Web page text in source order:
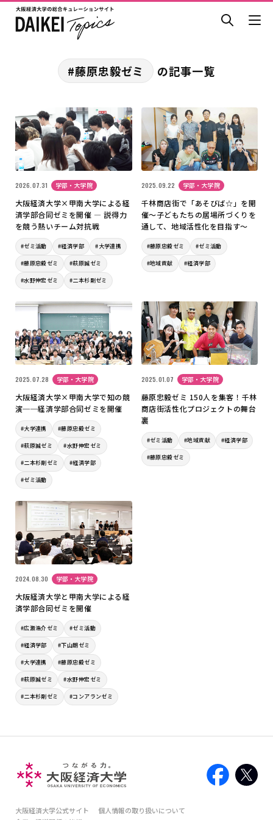
#藤原忠毅ゼミ の記事一覧
2026.07.31 学部・大学院
大阪経済大学×甲南大学による経
済学部合同ゼミを開催 ― 説得力
を競う熱いチーム対抗戦
#ゼミ活動 #経済学部 #大学連携
#藤原忠毅ゼミ #萩原誠ゼミ
#水野伸宏ゼミ #二本杉剛ゼミ
2025.09.22 学部・大学院
千林商店街で「あそびば☆」を開
催～子どもたちの居場所づくりを
通して、地域活性化を目指す～
#藤原忠毅ゼミ #ゼミ活動
#地域貢献 #経済学部
2025.07.28 学部・大学院
大阪経済大学×甲南大学で知の競
演──経済学部合同ゼミを開催
#大学連携 #藤原忠毅ゼミ
#萩原誠ゼミ #水野伸宏ゼミ
#二本杉剛ゼミ #経済学部
#ゼミ活動
2025.01.07 学部・大学院
藤原忠毅ゼミ 150人を集客！千林
商店街活性化プロジェクトの舞台
裏
#ゼミ活動 #地域貢献 #経済学部
#藤原忠毅ゼミ
2024.08.30 学部・大学院
大阪経済大学と甲南大学による経
済学部合同ゼミを開催
#広瀬浩介ゼミ #ゼミ活動
#経済学部 #下山朗ゼミ
#大学連携 #藤原忠毅ゼミ
#萩原誠ゼミ #水野伸宏ゼミ
#二本杉剛ゼミ #コンアランゼミ
大阪経済大学公式サイト
個人情報の取り扱いについて